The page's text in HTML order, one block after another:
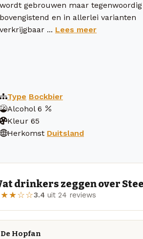
wordt gebrouwen maar
bovengistend en in allerlei varianten
verkrijgbaar ... Lees meer
Type Bockbier
Alcohol 6
Kleur 65
Herkomst Duitsland
drinkers zeggen over
3.4 uit 24 reviews
De Hopfan